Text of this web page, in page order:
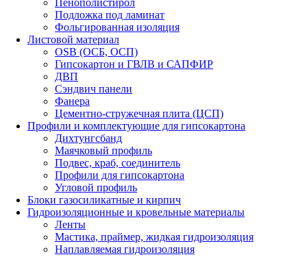
Подложка под ламинат
Фольгированная изоляция
Листовой материал
OSB (ОСБ, ОСП)
Гипсокартон и ГВЛВ и САПФИР
ДВП
Сэндвич панели
Фанера
Цементно-стружечная плита (ЦСП)
Профили и комплектующие для гипсокартона
Дихтунгсбанд
Маячковый профиль
Подвес, краб, соединитель
Профили для гипсокартона
Угловой профиль
Блоки газосиликатные и кирпич
Гидроизоляционные и кровельные материалы
Ленты
Мастика, праймер, жидкая гидроизоляция
Наплавляемая гидроизоляция